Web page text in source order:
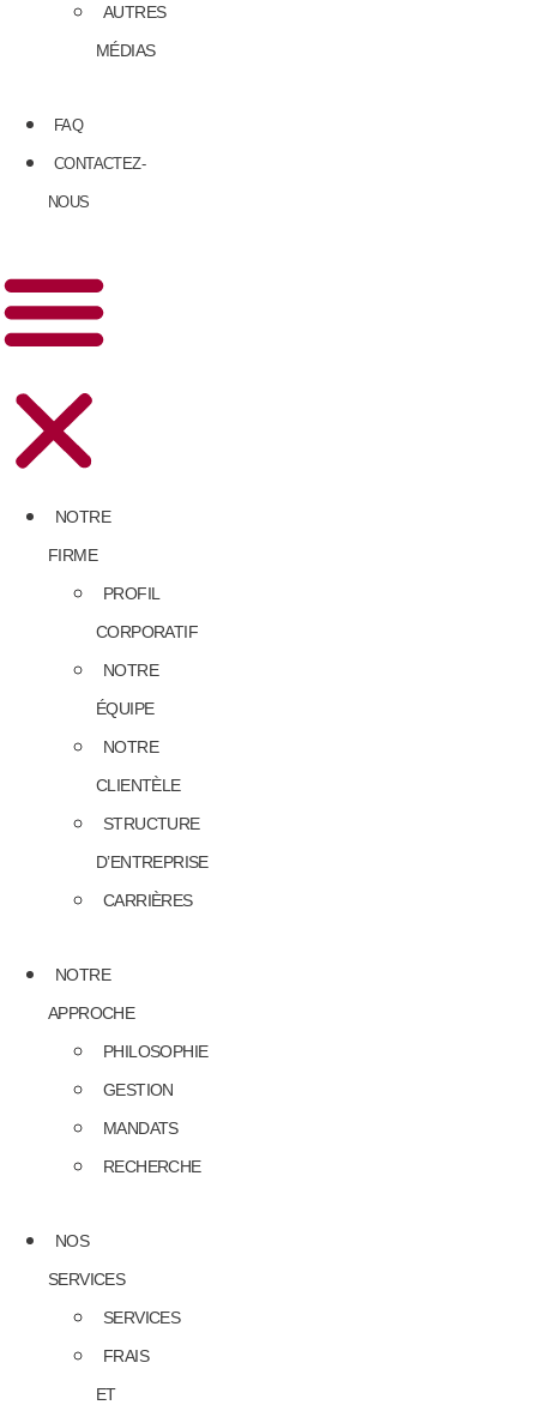
AUTRES
MÉDIAS
FAQ
CONTACTEZ-
NOUS
NOTRE
FIRME
PROFIL
CORPORATIF
NOTRE
ÉQUIPE
NOTRE
CLIENTÈLE
STRUCTURE
D’ENTREPRISE
CARRIÈRES
NOTRE
APPROCHE
PHILOSOPHIE
GESTION
MANDATS
RECHERCHE
NOS
SERVICES
SERVICES
FRAIS
ET